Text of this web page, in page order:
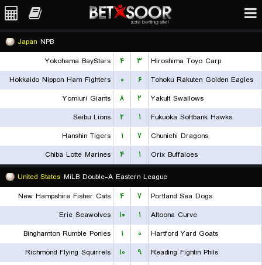
Japan NPB
Yokohama BayStars
۴ ۳
Hiroshima Toyo Carp
Hokkaido Nippon Ham Fighters
۰ ۶
Tohoku Rakuten Golden Eagles
Yomiuri Giants
۸ ۲
Yakult Swallows
Seibu Lions
۲ ۱
Fukuoka Softbank Hawks
Hanshin Tigers
۱ ۷
Chunichi Dragons
Chiba Lotte Marines
۴ ۱
Orix Buffaloes
United States MiLB Double-A Eastern League
New Hampshire Fisher Cats
۴ ۷
Portland Sea Dogs
Erie Seawolves
۱۰ ۱
Altoona Curve
Binghamton Rumble Ponies
۱ ۰
Hartford Yard Goats
Richmond Flying Squirrels
۱۰ ۹
Reading Fightin Phils